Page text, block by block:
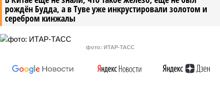
рождён Будда, а в Туве уже инкрустировали золотом и
серебром кинжалы
фото: ИТАР-ТАСС